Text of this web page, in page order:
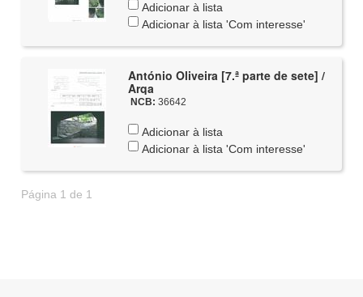
Adicionar à lista
Adicionar à lista 'Com interesse'
António Oliveira [7.ª parte de sete] /
Arqa
NCB: 36642
Adicionar à lista
Adicionar à lista 'Com interesse'
Página 1 de 1